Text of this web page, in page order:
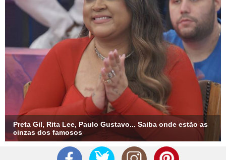
Preta Gil, Rita Lee, Paulo Gustavo... Saiba onde estão as
cinzas dos famosos